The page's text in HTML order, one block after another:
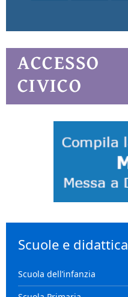
Scuole e didattica
Scuola dell’infanzia